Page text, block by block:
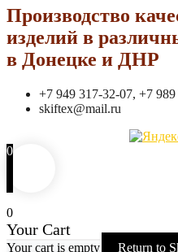
Производство
изделий в
в Донецке и ДНР
+7 949 317-32-07, +7
skiftex@mail.ru
0
0
Your Cart
Your cart is empty Return to